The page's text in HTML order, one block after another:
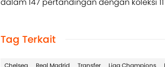
dalam 147 pertandingan dengan koleksi
Tag Terkait